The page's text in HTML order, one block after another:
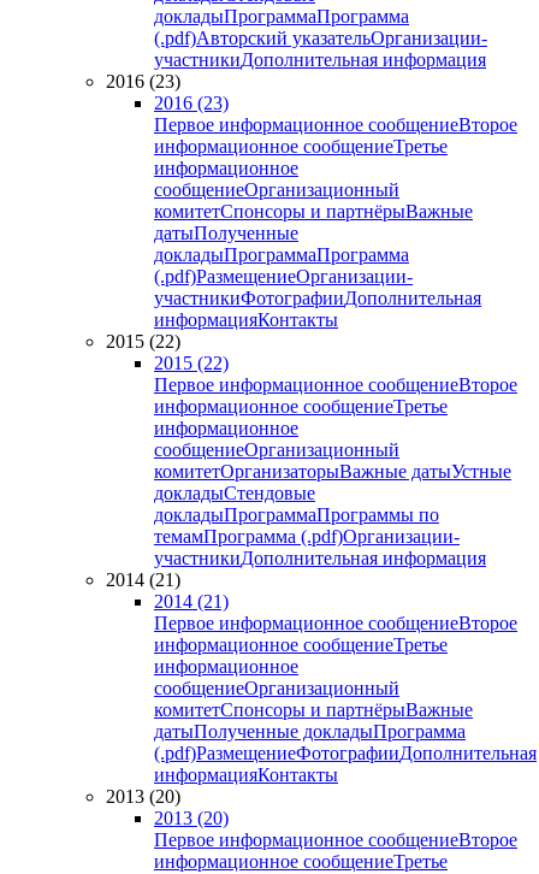
докладыПрограммаПрограмма
(.pdf)Авторский указательОрганизации-
участникиДополнительная информация
2016 (23)
2016 (23)
Первое информационное сообщениеВторое
информационное сообщениеТретье
информационное
сообщениеОрганизационный
комитетСпонсоры и партнёрыВажные
датыПолученные
докладыПрограммаПрограмма
(.pdf)РазмещениеОрганизации-
участникиФотографииДополнительная
информацияКонтакты
2015 (22)
2015 (22)
Первое информационное сообщениеВторое
информационное сообщениеТретье
информационное
сообщениеОрганизационный
комитетОрганизаторыВажные датыУстные
докладыСтендовые
докладыПрограммаПрограммы по
темамПрограмма (.pdf)Организации-
участникиДополнительная информация
2014 (21)
2014 (21)
Первое информационное сообщениеВторое
информационное сообщениеТретье
информационное
сообщениеОрганизационный
комитетСпонсоры и партнёрыВажные
датыПолученные докладыПрограмма
(.pdf)РазмещениеФотографииДополнительная
информацияКонтакты
2013 (20)
2013 (20)
Первое информационное сообщениеВторое
информационное сообщениеТретье